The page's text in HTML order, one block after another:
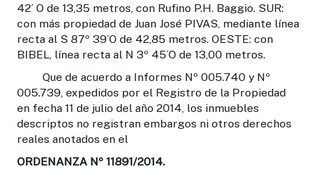
42´ O de 13,35 metros, con Rufino P.H. Baggio. SUR:
con más propiedad de Juan José PIVAS, mediante línea
recta al S 87º 39´O de 42,85 metros. OESTE: con
BIBEL, línea recta al N 3º 45´O de 13,00 metros.
Que de acuerdo a Informes Nº 005.740 y Nº
005.739, expedidos por el Registro de la Propiedad
en fecha 11 de julio del año 2014, los inmuebles
descriptos no registran embargos ni otros derechos
reales anotados en el
ORDENANZA Nº 11891/2014.